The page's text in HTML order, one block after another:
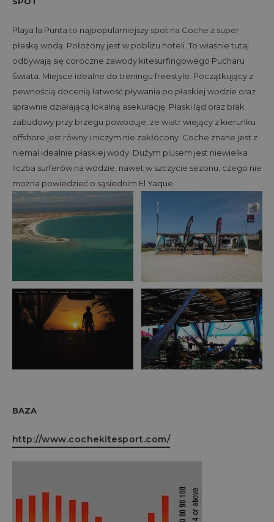
Playa la Punta to najpopularniejszy spot na Coche z super
płaską wodą. Położony jest w pobliżu hoteli. To właśnie tutaj
odbywają się coroczne zawody kitesurfingowego Pucharu
Świata. Miejsce idealne do treningu freestyle. Początkujący z
pewnością docenią łatwość pływania po płaskiej wodzie oraz
sprawnie działającą lokalną asekurację. Płaski ląd oraz brak
zabudowy przy brzegu powoduje, że wiatr wiejący z kierunku
offshore jest równy i niczym nie zakłócony. Coche znane jest z
niemal idealnie płaskiej wody. Dużym plusem jest niewielka
liczba surferów na wodzie, nawet w szczycie sezonu, czego nie
można powiedzieć o sąsiednim El Yaque.
BAZA
http://www.cochekitesport.com/